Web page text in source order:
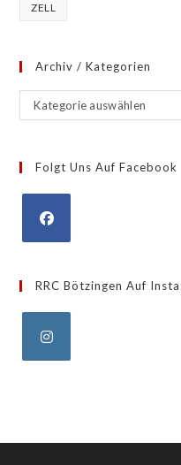
ZELL
Archiv / Kategorien
Archiv
/
Kategorie auswählen
Folgt Uns Auf Facebook
a
new
tab
RRC Bötzingen Auf